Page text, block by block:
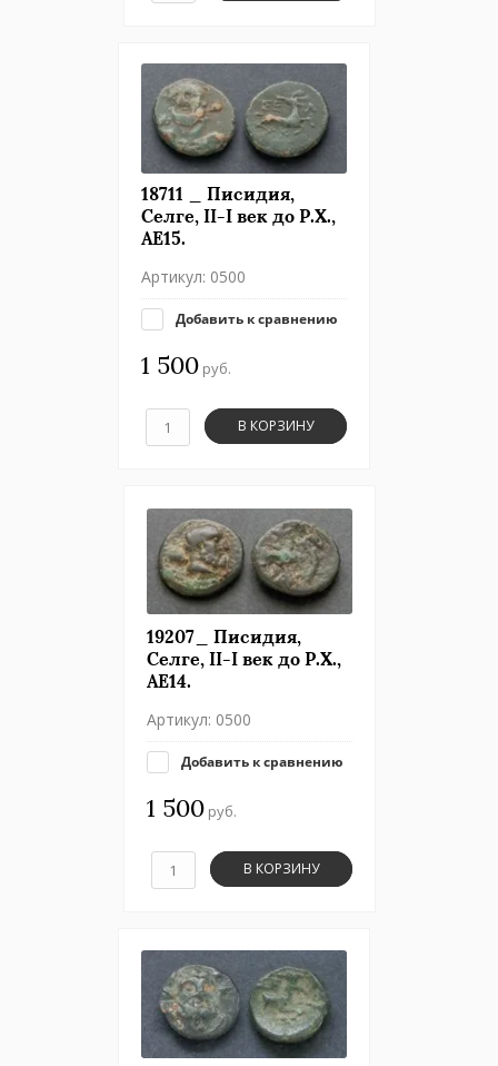
18711 _ Писидия,
Селге, II-I век до Р.Х.,
АЕ15.
Артикул: 0500
Добавить к сравнению
1 500руб.
В КОРЗИНУ
19207_ Писидия,
Селге, II-I век до Р.Х.,
АЕ14.
Артикул: 0500
Добавить к сравнению
1 500руб.
В КОРЗИНУ